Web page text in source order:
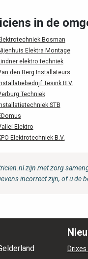
in de
Bosman
Elektra Montage
elektro techniek
den Berg Installateurs
Tesink B.V.
Techniek
STB
Elektro
Elektrotechniek B.V.
zijn met zorg
incorrect zijn, of u de